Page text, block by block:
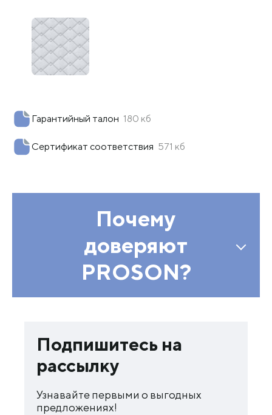
Гарантийный талон 180 кб
Сертификат соответствия 571 кб
Почему
доверяют
PROSON?
Подпишитесь на
рассылку
Узнавайте первыми о выгодных
предложениях!